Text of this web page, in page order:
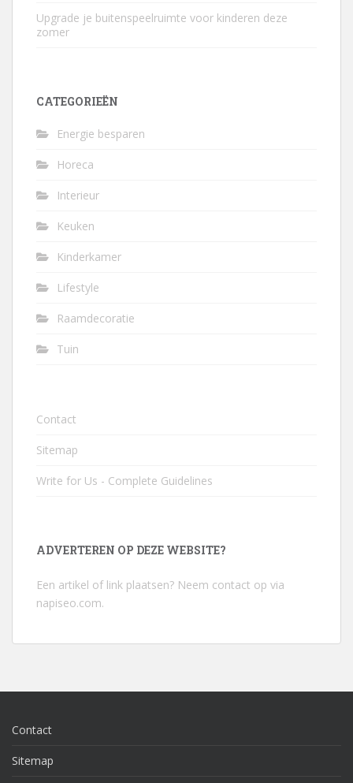
Upgrade je buitenspeelruimte voor kinderen deze
zomer
CATEGORIEËN
Energie besparen
Horeca
Interieur
Keuken
Kinderkamer
Lifestyle
Raamdecoratie
Tuin
Contact
Sitemap
Write for Us - Complete Guidelines
ADVERTEREN OP DEZE WEBSITE?
Een artikel of link plaatsen? Neem contact op via
napiseo.com.
Contact
Sitemap